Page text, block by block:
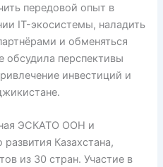
передовой опыт в
IT-экосистемы, наладить
и обменяться
обсудила перспективы
инвестиций и
ЭСКАТО ООН и
Казахстана,
из 30 стран. Участие в